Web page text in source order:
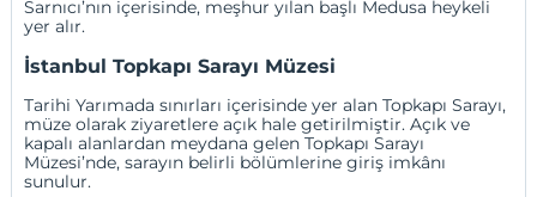
Sarnıcı’nın içerisinde, meşhur yılan başlı Medusa heykeli
yer alır.
İstanbul Topkapı Sarayı Müzesi
Tarihi Yarımada sınırları içerisinde yer alan Topkapı Sarayı,
müze olarak ziyaretlere açık hale getirilmiştir. Açık ve
kapalı alanlardan meydana gelen Topkapı Sarayı
Müzesi’nde, sarayın belirli bölümlerine giriş imkânı
sunulur.